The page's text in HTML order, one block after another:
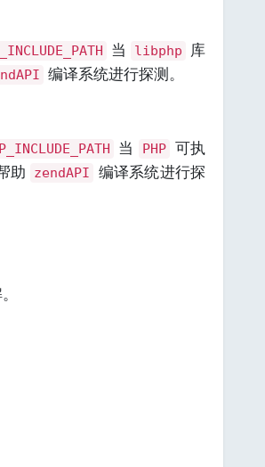
当 libphp
库
编译系统进行探测。
当 PHP 可执
助
zendAPI
编译系统进行探